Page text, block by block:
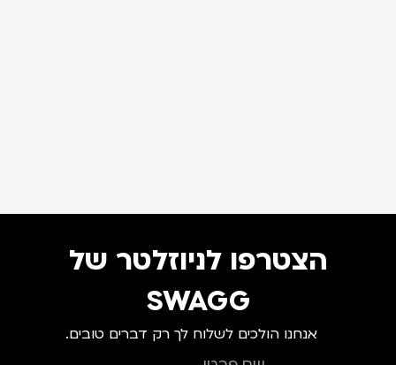
הצטרפו לניוזלטר של
SWAGG
אנחנו הולכים לשלוח לך רק דברים טובים.